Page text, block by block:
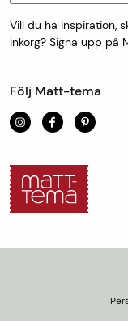
Vill du ha inspiration,
inkorg? Signa upp på
Följ Matt-tema